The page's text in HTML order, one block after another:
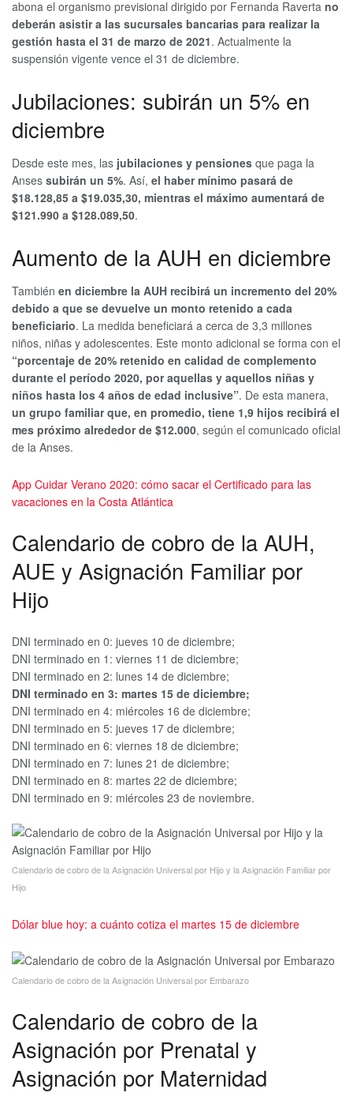
abona el organismo previsional dirigido por Fernanda Raverta no
deberán asistir a las sucursales bancarias para realizar la
gestión hasta el 31 de marzo de 2021. Actualmente la
suspensión vigente vence el 31 de diciembre.
Jubilaciones: subirán un 5% en
diciembre
Desde este mes, las jubilaciones y pensiones que paga la
Anses subirán un 5%. Así, el haber mínimo pasará de
$18.128,85 a $19.035,30, mientras el máximo aumentará de
$121.990 a $128.089,50.
Aumento de la AUH en diciembre
También en diciembre la AUH recibirá un incremento del 20%
debido a que se devuelve un monto retenido a cada
beneficiario. La medida beneficiará a cerca de 3,3 millones
niños, niñas y adolescentes. Este monto adicional se forma con el
“porcentaje de 20% retenido en calidad de complemento
durante el período 2020, por aquellas y aquellos niñas y
niños hasta los 4 años de edad inclusive”. De esta manera,
un grupo familiar que, en promedio, tiene 1,9 hijos recibirá el
mes próximo alrededor de $12.000, según el comunicado oficial
de la Anses.
App Cuidar Verano 2020: cómo sacar el Certificado para las
vacaciones en la Costa Atlántica
Calendario de cobro de la AUH,
AUE y Asignación Familiar por
Hijo
DNI terminado en 0: jueves 10 de diciembre;
DNI terminado en 1: viernes 11 de diciembre;
DNI terminado en 2: lunes 14 de diciembre;
DNI terminado en 3: martes 15 de diciembre;
DNI terminado en 4: miércoles 16 de diciembre;
DNI terminado en 5: jueves 17 de diciembre;
DNI terminado en 6: viernes 18 de diciembre;
DNI terminado en 7: lunes 21 de diciembre;
DNI terminado en 8: martes 22 de diciembre;
DNI terminado en 9: miércoles 23 de noviembre.
Calendario de cobro de la Asignación Universal por Hijo y la Asignación Familiar por
Hijo
Dólar blue hoy: a cuánto cotiza el martes 15 de diciembre
Calendario de cobro de la Asignación Universal por Embarazo
Calendario de cobro de la
Asignación por Prenatal y
Asignación por Maternidad